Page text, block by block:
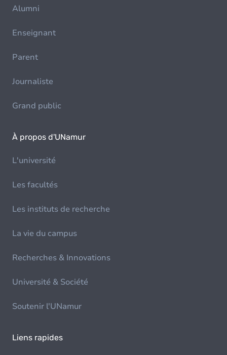
Alumni
Enseignant
Parent
Journaliste
Grand public
À propos d'UNamur
L'université
Les facultés
Les instituts de recherche
La vie du campus
Recherches & Innovations
Université & Société
Soutenir l'UNamur
Liens rapides